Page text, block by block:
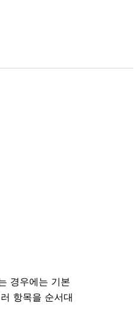
경우에는 기본
항목을 순서대